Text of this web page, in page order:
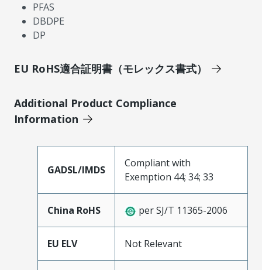
PFAS
DBDPE
DP
EU RoHS適合証明書（モレックス書式）
Additional Product Compliance
Information
GADSL/IMDS
Compliant with
Exemption 44; 34; 33
China RoHS per SJ/T 11365-2006
EU ELV Not Relevant